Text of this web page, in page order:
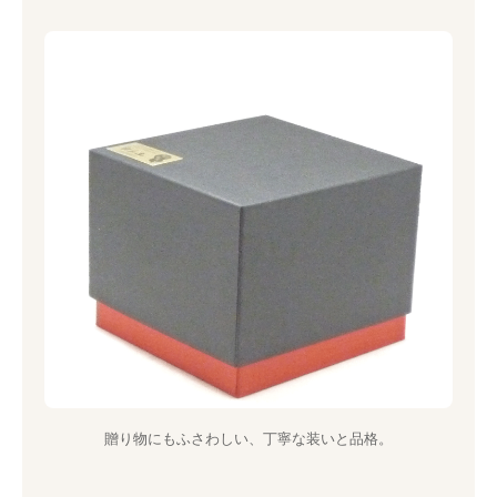
贈り物にもふさわしい、丁寧な装いと品格。